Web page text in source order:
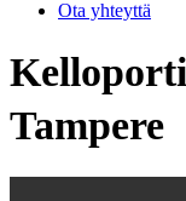
Ota yhteyttä
Tampere